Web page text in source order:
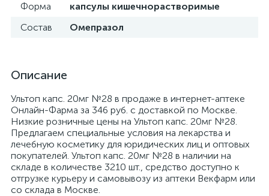
Форма
капсулы кишечнорастворимые
Состав
Омепразол
Описание
Ультоп капс. 20мг №28 в продаже в интернет-аптеке
Онлайн-Фарма за 346 руб. с доставкой по Москве.
Низкие розничные цены на Ультоп капс. 20мг №28.
Предлагаем специальные условия на лекарства и
лечебную косметику для юридических лиц и оптовых
покупателей. Ультоп капс. 20мг №28 в наличии на
складе в количестве 3210 шт., средство доступно к
отгрузке курьеру и самовывозу из аптеки Векфарм или
со склада в Москве.